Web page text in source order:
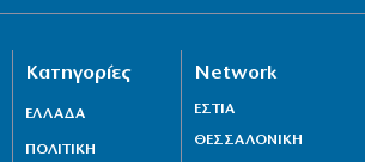
Κατηγορίες
ΕΛΛΑΔΑ
ΠΟΛΙΤΙΚΗ
Network
ΕΣΤΙΑ
ΘΕΣΣΑΛΟΝΙΚΗ